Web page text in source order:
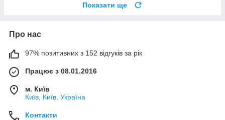
Показати ще
Про нас
97% позитивних з 152 відгуків за рік
Працює з 08.01.2016
м. Київ
Київ, Київ, Україна
Контакти